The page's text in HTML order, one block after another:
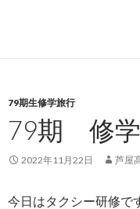
79期生修学旅行
79期 修
2022年11月22日 芦屋
今日はタクシー研修で